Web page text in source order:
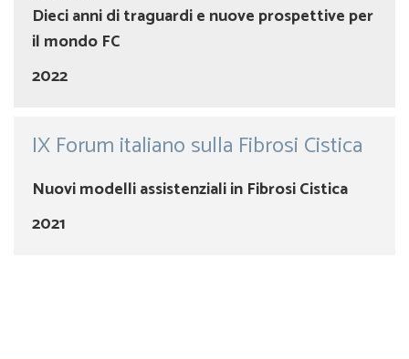
Dieci anni di traguardi e nuove prospettive per
il mondo FC
2022
IX Forum italiano sulla Fibrosi Cistica
Nuovi modelli assistenziali in Fibrosi Cistica
2021